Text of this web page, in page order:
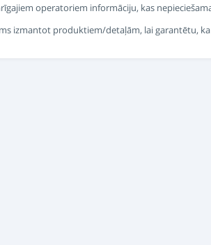
operatoriem informāciju, kas
izmantot produktiem/detaļām, lai garantētu,